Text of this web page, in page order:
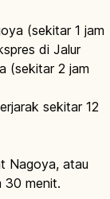
(sekitar 1 jam
di Jalur
(sekitar 2 jam
sekitar 12
Nagoya, atau
30 menit.